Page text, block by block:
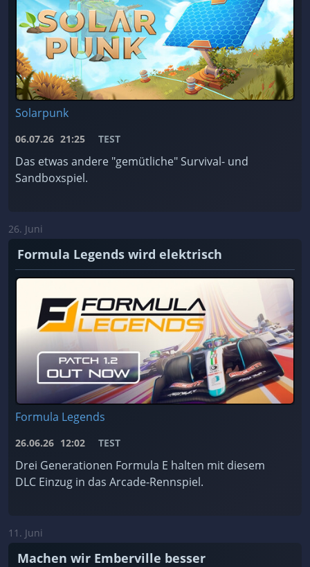
Solarpunk
06.07.26 21:25 TEST
Das etwas andere "gemütliche" Survival- und
Sandboxspiel.
26. Juni
Formula Legends wird elektrisch
Formula Legends
26.06.26 12:02 TEST
Drei Generationen Formula E halten mit diesem
DLC Einzug in das Arcade-Rennspiel.
11. Juni
Machen wir Emberville besser